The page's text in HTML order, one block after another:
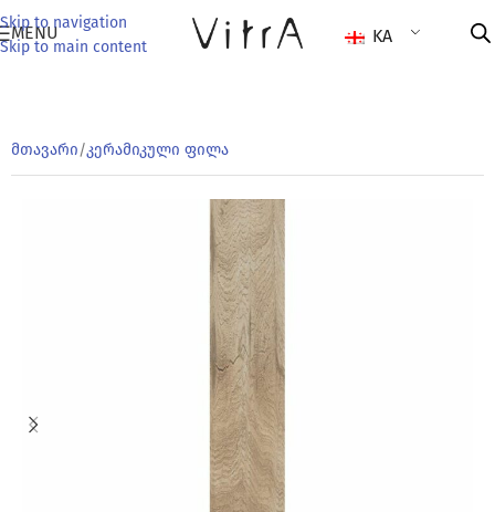
Skip to navigation
Skip to main content
MENU KA
მთავარი/კერამიკული ფილა